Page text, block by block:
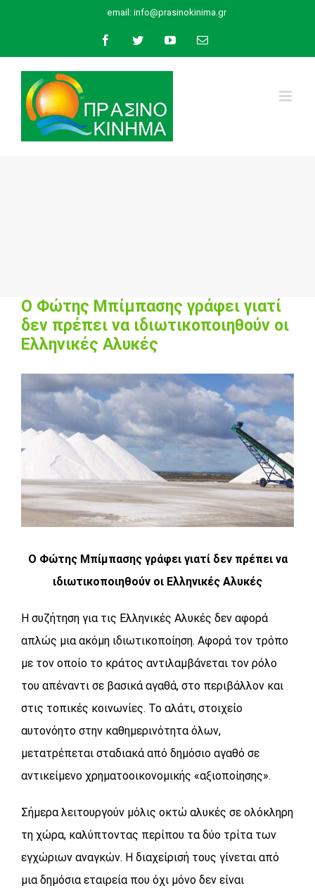
content
email: info@prasinokinima.gr
FacebookTwitterYouTubeEmail
Ο Φώτης Μπίμπασης γράφει γιατί
δεν πρέπει να ιδιωτικοποιηθούν οι
Ελληνικές Αλυκές
Larger
Image
Ο Φώτης Μπίμπασης γράφει γιατί δεν πρέπει να
ιδιωτικοποιηθούν οι Ελληνικές Αλυκές
Η συζήτηση για τις Ελληνικές Αλυκές δεν αφορά
απλώς μια ακόμη ιδιωτικοποίηση. Αφορά τον τρόπο
με τον οποίο το κράτος αντιλαμβάνεται τον ρόλο
του απέναντι σε βασικά αγαθά, στο περιβάλλον και
στις τοπικές κοινωνίες. Το αλάτι, στοιχείο
αυτονόητο στην καθημερινότητα όλων,
μετατρέπεται σταδιακά από δημόσιο αγαθό σε
αντικείμενο χρηματοοικονομικής «αξιοποίησης».
Σήμερα λειτουργούν μόλις οκτώ αλυκές σε ολόκληρη
τη χώρα, καλύπτοντας περίπου τα δύο τρίτα των
εγχώριων αναγκών. Η διαχείρισή τους γίνεται από
μια δημόσια εταιρεία που όχι μόνο δεν είναι